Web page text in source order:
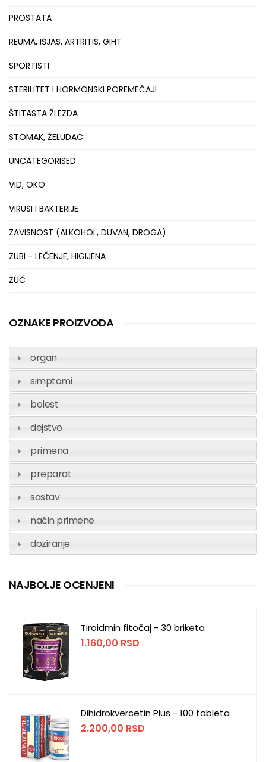
PROSTATA
REUMA, IŠJAS, ARTRITIS, GIHT
SPORTISTI
STERILITET I HORMONSKI POREMEĆAJI
ŠTITASTA ŽLEZDA
STOMAK, ŽELUDAC
UNCATEGORISED
VID, OKO
VIRUSI I BAKTERIJE
ZAVISNOST (ALKOHOL, DUVAN, DROGA)
ZUBI - LEČENJE, HIGIJENA
ŽUČ
OZNAKE PROIZVODA
organ
simptomi
bolest
dejstvo
primena
preparat
sastav
naćin primene
doziranje
NAJBOLJE OCENJENI
Tiroidmin fitočaj - 30 briketa
1.160,00 RSD
Dihidrokvercetin Plus - 100 tableta
2.200,00 RSD